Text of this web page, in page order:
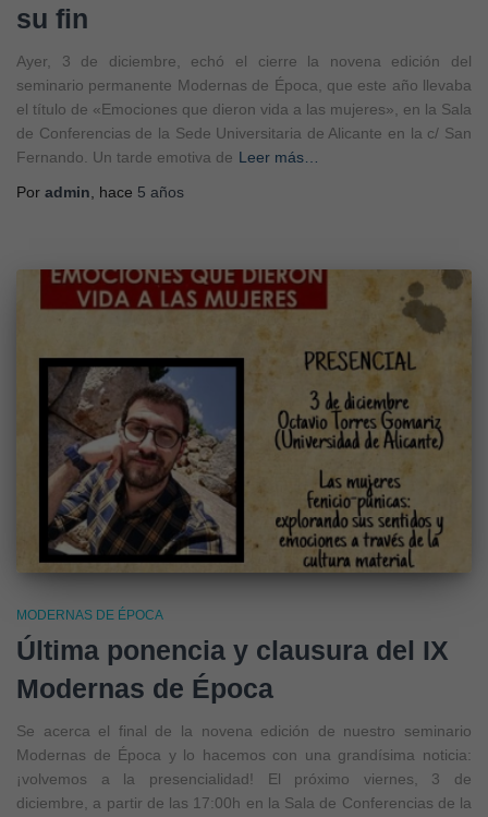
su fin
Ayer, 3 de diciembre, echó el cierre la novena edición del
seminario permanente Modernas de Época, que este año llevaba
el título de «Emociones que dieron vida a las mujeres», en la Sala
de Conferencias de la Sede Universitaria de Alicante en la c/ San
Fernando. Un tarde emotiva de Leer más…
Por admin , hace 5 años
MODERNAS DE ÉPOCA
Última ponencia y clausura del IX
Modernas de Época
Se acerca el final de la novena edición de nuestro seminario
Modernas de Época y lo hacemos con una grandísima noticia:
¡volvemos a la presencialidad! El próximo viernes, 3 de
diciembre, a partir de las 17:00h en la Sala de Conferencias de la